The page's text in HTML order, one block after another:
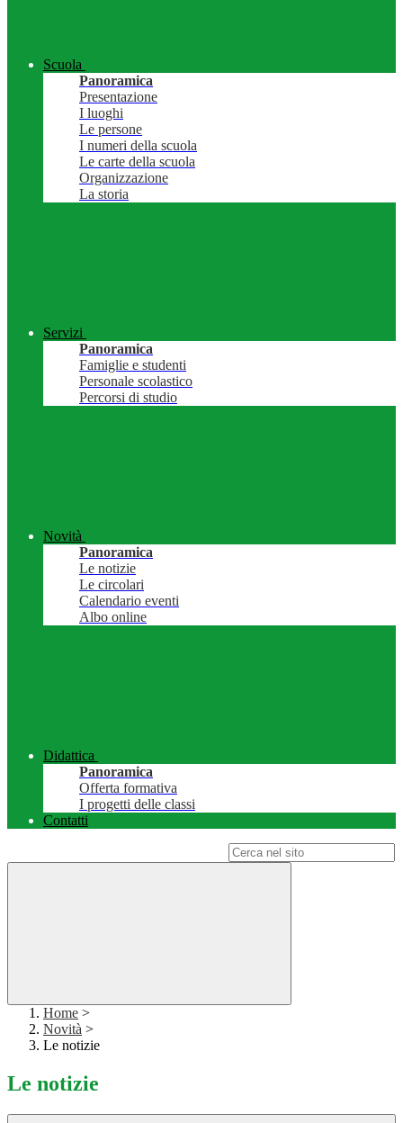
Scuola
Panoramica
Presentazione
I luoghi
Le persone
I numeri della scuola
Le carte della scuola
Organizzazione
La storia
Servizi
Panoramica
Famiglie e studenti
Personale scolastico
Percorsi di studio
Novità
Panoramica
Le notizie
Le circolari
Calendario eventi
Albo online
Didattica
Panoramica
Offerta formativa
I progetti delle classi
Contatti
Home >
Novità >
Le notizie
Le notizie